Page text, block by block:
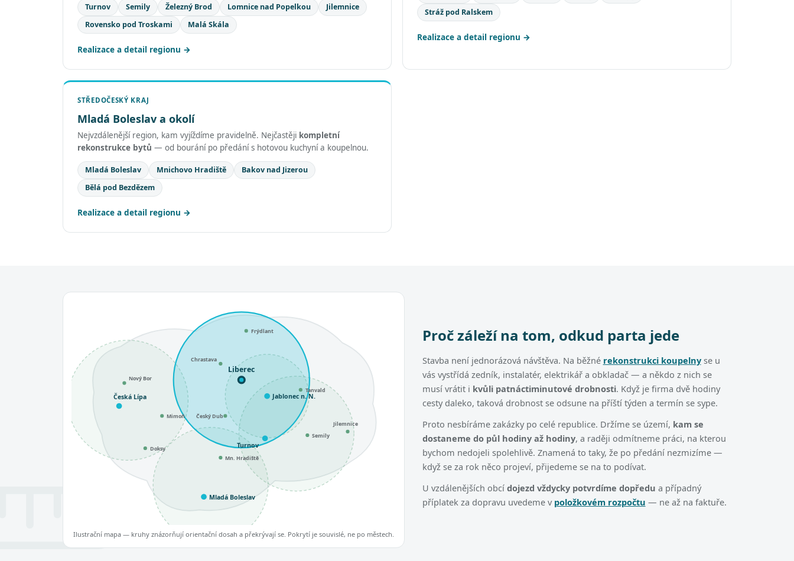
Turnov Semily Železný Brod Lomnice nad Popelkou
Jilemnice
Rovensko pod Troskami
Malá Skála
Realizace a detail regionu
Stráž pod Ralskem
Realizace a detail regionu
STŘEDOČESKÝ KRAJ
Mladá Boleslav a okolí
Nejvzdálenější region, kam vyjíždíme pravidelně. Nejčastěji kompletní
rekonstrukce bytů — od bourání po předání s hotovou kuchyní a koupelnou.
Mladá Boleslav Mnichovo Hradiště
Bakov nad Jizerou
Bělá pod Bezdězem
Realizace a detail regionu
Liberec
Jablonec n. N.
Turnov
Česká Lípa
Mladá Boleslav
Chrastava
Frýdlant
Tanvald
Semily
Jilemnice
Nový Bor
Mimoň
Doksy
Mn. Hradiště
Český Dub
Ilustrační mapa — kruhy znázorňují orientační dosah a překrývají se. Pokrytí je souvislé, ne po městech.
Proč záleží na tom, odkud parta jede
Stavba není jednorázová návštěva. Na běžné rekonstrukci koupelnyse u
vás vystřídá zedník, instalatér, elektrikář a obkladač — a někdo z nich se
musí vrátit i kvůli patnáctiminutové drobnosti. Když je firma dvě hodiny
cesty daleko, taková drobnost se odsune na příští týden a termín se sype.
Proto nesbíráme zakázky po celé republice. Držíme se území, kam se
dostaneme do půl hodiny až hodiny, a raději odmítneme práci, na kterou
bychom nedojeli spolehlivě. Znamená to taky, že po předání nezmizíme —
když se za rok něco projeví, přijedeme se na to podívat.
U vzdálenějších obcí dojezd vždycky potvrdíme dopředu a případný
příplatek za dopravu uvedeme v položkovém rozpočtu — ne až na faktuře.